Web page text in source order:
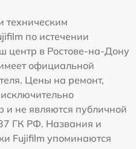
техническим
по истечении
центр в Ростове-на-Дону
официальной
Цены на ремонт,
и не являются публичной
ГК РФ. Названия и
Fujifilm упоминаются